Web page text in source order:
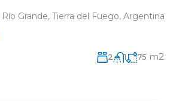
Río Grande, Tierra del Fuego, Argentina
2 1 75 m2